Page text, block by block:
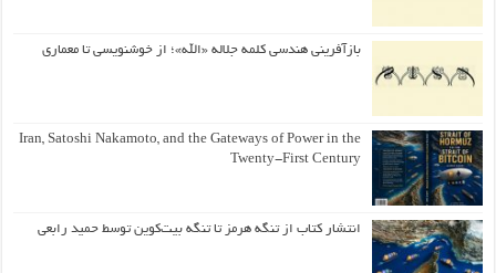
بازآفرینی هندسی کلمه جلاله «الله»؛ از خوشنویسی تا معماری
Iran, Satoshi Nakamoto, and the Gateways of Power in the
Twenty-First Century
انتشار کتاب از تنگه هرمز تا تنگه بیت‌کوین توسط حمید رابعی